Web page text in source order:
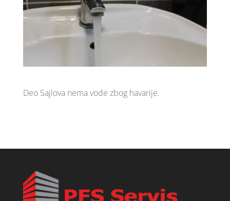
Deo Sajlova nema vode zbog havarije.